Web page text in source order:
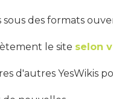
sous des formats
le site selon
d'autres YesWikis